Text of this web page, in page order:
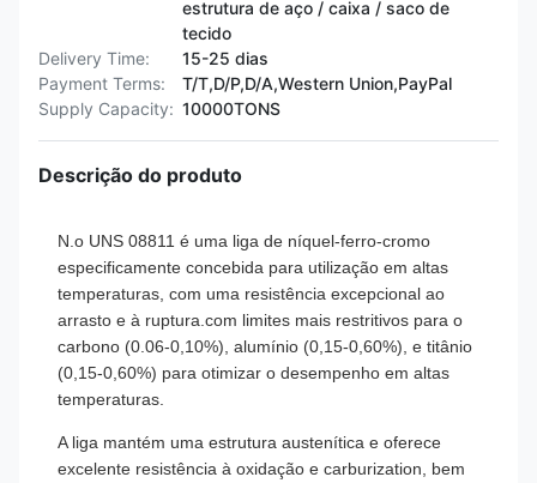
estrutura de aço / caixa / saco de
tecido
Delivery Time:
15-25 dias
Payment Terms:
T/T,D/P,D/A,Western Union,PayPal
Supply Capacity: 10000TONS
Descrição do produto
N.o UNS 08811 é uma liga de níquel-ferro-cromo
especificamente concebida para utilização em altas
temperaturas, com uma resistência excepcional ao
arrasto e à ruptura.com limites mais restritivos para o
carbono (0.06-0,10%), alumínio (0,15-0,60%), e titânio
(0,15-0,60%) para otimizar o desempenho em altas
temperaturas.
A liga mantém uma estrutura austenítica e oferece
excelente resistência à oxidação e carburization, bem